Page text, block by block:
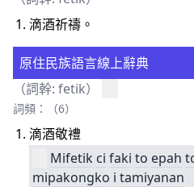
滴酒祈禱。
原住民族語言線上辭典
（詞幹: fetik）
詞頻：（6）
滴酒敬禮
Mifetik ci faki to epah
mipakongko i tamiyanan